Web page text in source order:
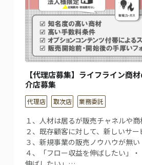
【代理店募集】ライフライン商
介店募集
代理店 取次店 業務委託
１、人材は居るが販売チャネルや
２、既存顧客に対して、新しいサ
３、新規事業の販売ノウハウが無い
４、「フロー収益を伸ばしたい」